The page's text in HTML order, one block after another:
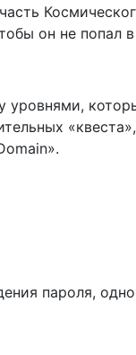
он не попал
уровнями,
пароля,